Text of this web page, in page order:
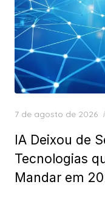
Posted
7 de agosto de 2026
IA Deixou de
Tecnologias
Mandar em